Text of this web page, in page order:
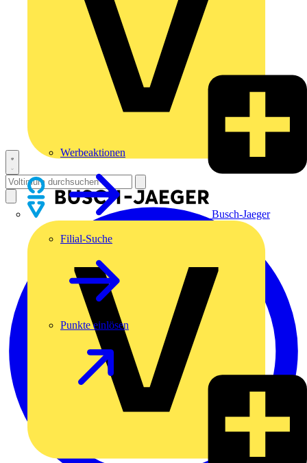
Busch-Jaeger
Werbeaktionen
Filial-Suche
Punkte einlösen